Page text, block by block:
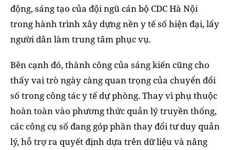
động, sáng tạo của đội ngũ cán bộ CDC Hà Nội
trong hành trình xây dựng nền y tế số hiện đại, lấy
người dân làm trung tâm phục vụ.
Bên cạnh đó, thành công của sáng kiến cũng cho
thấy vai trò ngày càng quan trọng của chuyển đổi
số trong công tác y tế dự phòng. Thay vì phụ thuộc
hoàn toàn vào phương thức quản lý truyền thống,
các công cụ số đang góp phần thay đổi tư duy quản
lý, hỗ trợ ra quyết định dựa trên dữ liệu và nâng